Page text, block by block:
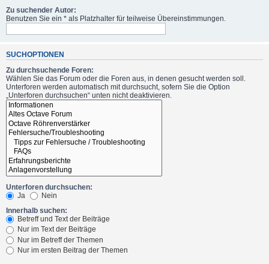
Zu suchender Autor:
Benutzen Sie ein * als Platzhalter für teilweise Übereinstimmungen.
SUCHOPTIONEN
Zu durchsuchende Foren:
Wählen Sie das Forum oder die Foren aus, in denen gesucht werden soll.
Unterforen werden automatisch mit durchsucht, sofern Sie die Option
„Unterforen durchsuchen“ unten nicht deaktivieren.
Unterforen durchsuchen:
Ja
Nein
Innerhalb suchen:
Betreff und Text der Beiträge
Nur im Text der Beiträge
Nur im Betreff der Themen
Nur im ersten Beitrag der Themen